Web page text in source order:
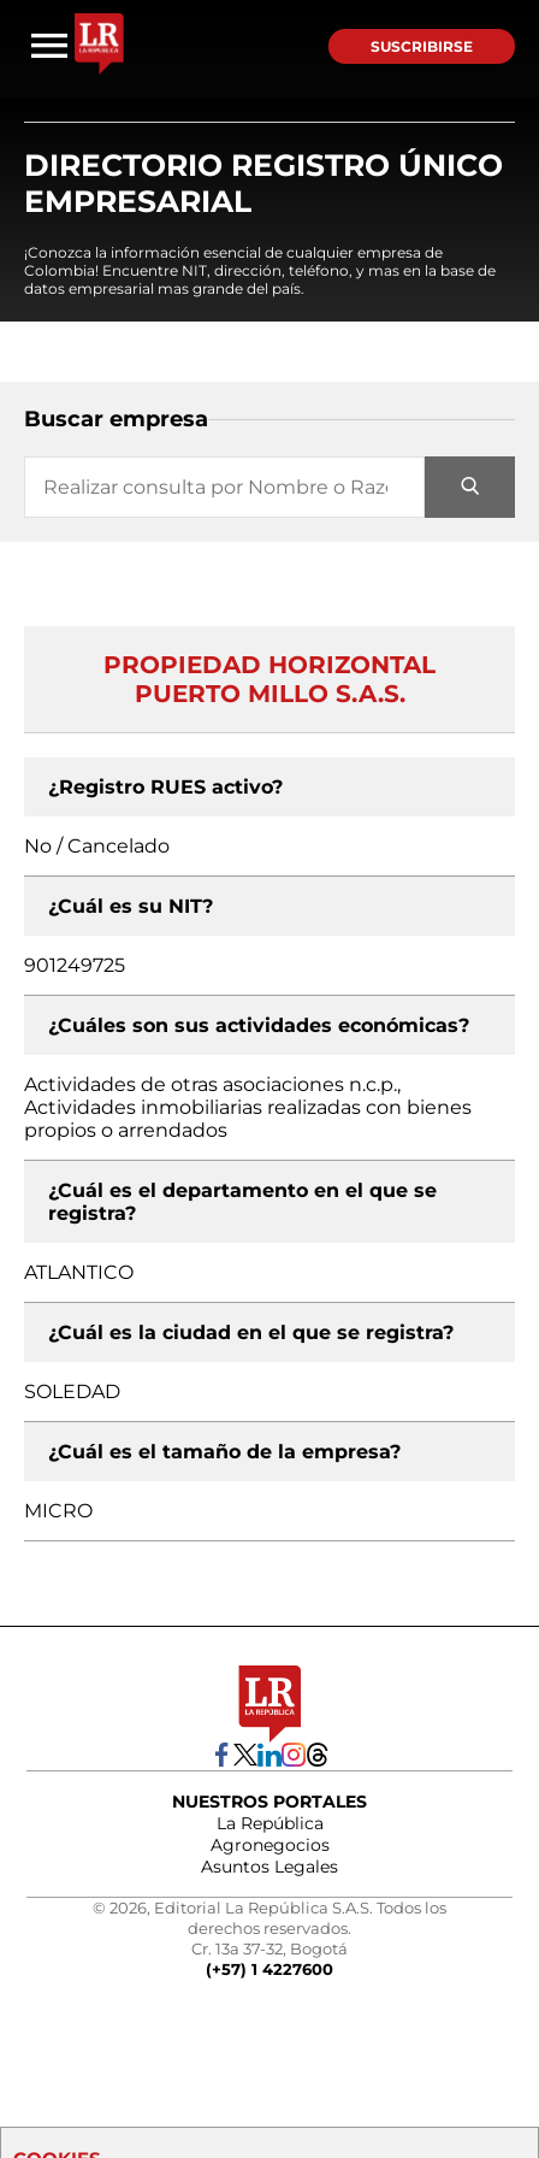
SUSCRIBIRSE
DIRECTORIO REGISTRO ÚNICO
EMPRESARIAL
¡Conozca la información esencial de cualquier empresa de
Colombia! Encuentre NIT, dirección, teléfono, y mas en la base de
datos empresarial mas grande del país.
Buscar empresa
PROPIEDAD HORIZONTAL
PUERTO MILLO S.A.S.
¿Registro RUES activo?
No / Cancelado
¿Cuál es su NIT?
901249725
¿Cuáles son sus actividades económicas?
Actividades de otras asociaciones n.c.p.,
Actividades inmobiliarias realizadas con bienes
propios o arrendados
¿Cuál es el departamento en el que se
registra?
ATLANTICO
¿Cuál es la ciudad en el que se registra?
SOLEDAD
¿Cuál es el tamaño de la empresa?
MICRO
NUESTROS PORTALES
La República
Agronegocios
Asuntos Legales
© 2026, Editorial La República S.A.S. Todos los
derechos reservados.
Cr. 13a 37-32, Bogotá
(+57) 1 4227600